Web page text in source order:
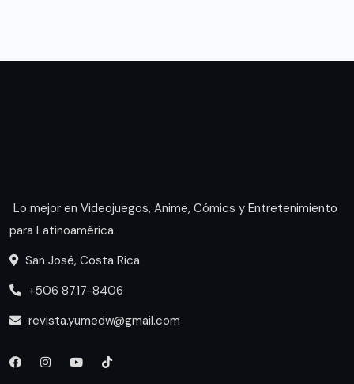
Lo mejor en Videojuegos, Anime, Cómics y Entretenimiento
para Latinoamérica.
San José, Costa Rica
+506 8717-8406
revista.yumedw@gmail.com